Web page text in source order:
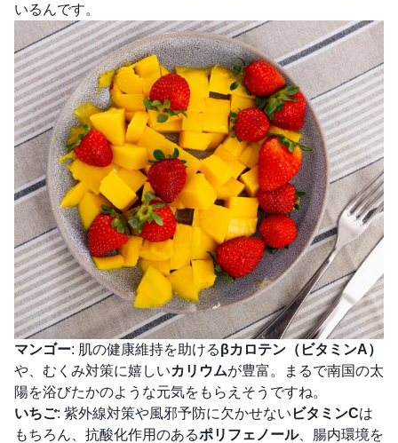
いるんです。
マンゴー: 肌の健康維持を助けるβカロテン（ビタミンA）
や、むくみ対策に嬉しいカリウムが豊富。まるで南国の太
陽を浴びたかのような元気をもらえそうですね。
いちご: 紫外線対策や風邪予防に欠かせない ビタミンCは
もちろん、抗酸化作用のあるポリフェノール、腸内環境を